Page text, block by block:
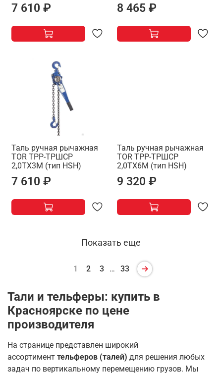
7 610 ₽ 8 465 ₽
Таль ручная рычажная
TOR ТРР-ТРШСР
2,0ТХ3М (тип HSH)
7 610 ₽
Таль ручная рычажная
TOR ТРР-ТРШСР
2,0ТХ6М (тип HSH)
9 320 ₽
Показать еще
1 2 3 … 33
Тали и тельферы: купить в
Красноярске по цене
производителя
На странице представлен широкий
ассортимент тельферов (талей) для решения любых
задач по вертикальному перемещению грузов. Мы